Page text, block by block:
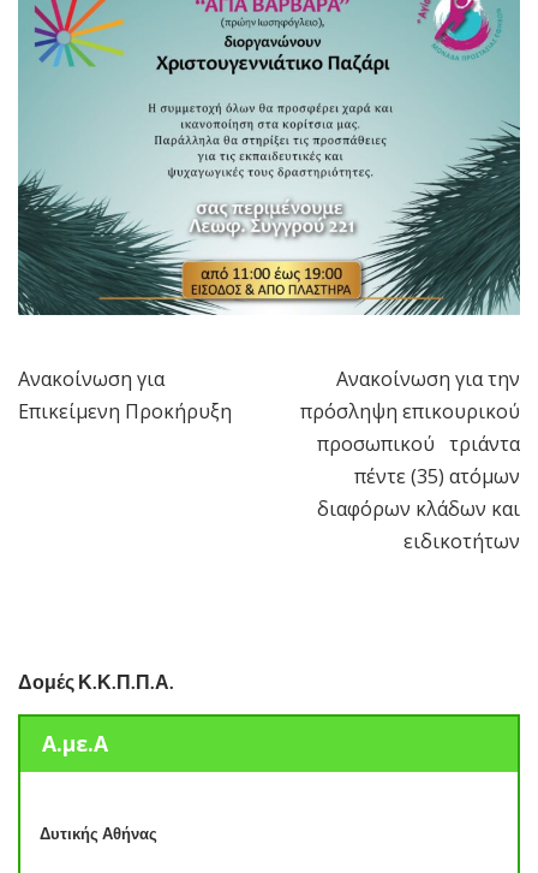
Πλοήγηση
άρθρων
Ανακοίνωση για
Επικείμενη Προκήρυξη
Ανακοίνωση για την
πρόσληψη επικουρικού
προσωπικού τριάντα
πέντε (35) ατόμων
διαφόρων κλάδων και
ειδικοτήτων
Δομές Κ.Κ.Π.Π.Α.
Α.με.Α
Δυτικής Αθήνας